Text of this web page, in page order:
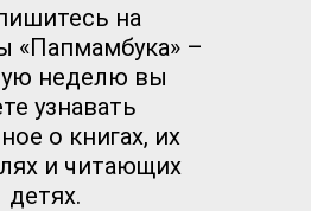
на
«Папмамбука» –
неделю вы
узнавать
о книгах, их
и читающих
детях.